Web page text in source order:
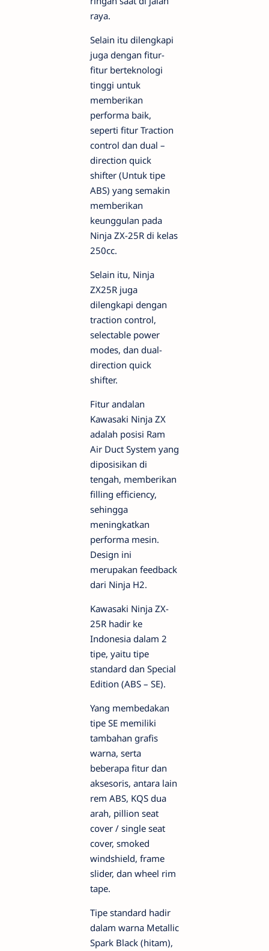
raya.
Selain itu dilengkapi
juga dengan fitur-
fitur berteknologi
tinggi untuk
memberikan
performa baik,
seperti fitur Traction
control dan dual –
direction quick
shifter (Untuk tipe
ABS) yang semakin
memberikan
keunggulan pada
Ninja ZX-25R di kelas
250cc.
Selain itu, Ninja
ZX25R juga
dilengkapi dengan
traction control,
selectable power
modes, dan dual-
direction quick
shifter.
Fitur andalan
Kawasaki Ninja ZX
adalah posisi Ram
Air Duct System yang
diposisikan di
tengah, memberikan
filling efficiency,
sehingga
meningkatkan
performa mesin.
Design ini
merupakan feedback
dari Ninja H2.
Kawasaki Ninja ZX-
25R hadir ke
Indonesia dalam 2
tipe, yaitu tipe
standard dan Special
Edition (ABS – SE).
Yang membedakan
tipe SE memiliki
tambahan grafis
warna, serta
beberapa fitur dan
aksesoris, antara lain
rem ABS, KQS dua
arah, pillion seat
cover / single seat
cover, smoked
windshield, frame
slider, dan wheel rim
tape.
Tipe standard hadir
dalam warna Metallic
Spark Black (hitam),